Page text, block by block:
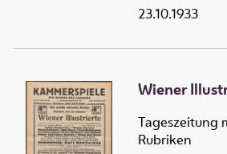
23.10.1933
Wiener
Tageszeitung
Rubriken